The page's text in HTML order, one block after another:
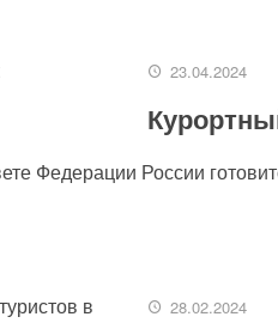
23.04.2024
Федерации России
28.02.2024